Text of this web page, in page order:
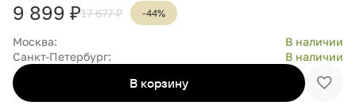
9 899 ₽17 677 ₽ -44%
Москва:
В наличии
Санкт-Петербург:
В наличии
В корзину